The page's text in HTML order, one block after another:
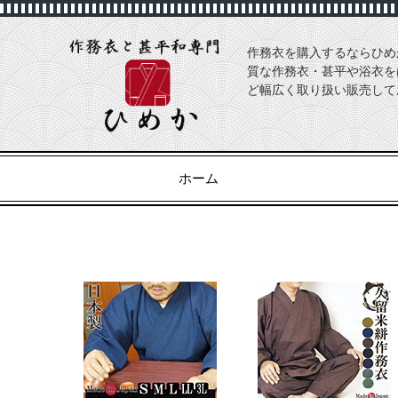
作務衣を購入するならひ
質な作務衣・甚平や浴衣
ど幅広く取り扱い販売し
ホーム